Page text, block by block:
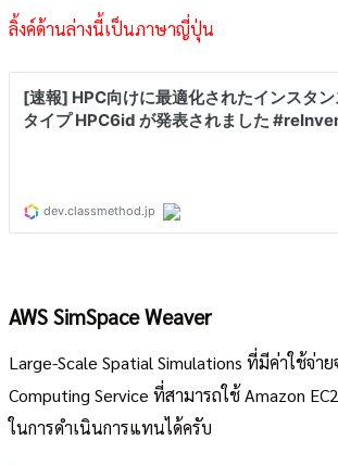
ลิ้งค์ด้านล่างนี้เป็นภาษาญี่ปุ่น
AWS SimSpace Weaver
Large-Scale Spatial Simulations ที่มีค่าใช้จ่า
Computing Service ที่สามารถใช้ Amazon
ในการดำเนินการแทนได้ครับ